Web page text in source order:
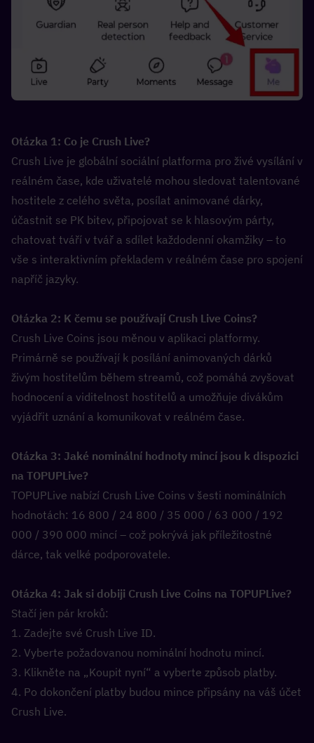
Otázka 1: Co je Crush Live?
Crush Live je globální sociální platforma pro živé vysílání v
reálném čase, kde uživatelé mohou sledovat talentované
hostitele z celého světa, posílat animované dárky,
účastnit se PK bitev, připojovat se k hlasovým párty,
chatovat tváří v tvář a sdílet každodenní okamžiky – to
vše s interaktivním překladem v reálném čase pro spojení
napříč jazyky.
Otázka 2: K čemu se používají Crush Live Coins?
Crush Live Coins jsou měnou v aplikaci platformy.
Primárně se používají k posílání animovaných dárků
živým hostitelům během streamů, což pomáhá zvyšovat
hodnocení a viditelnost hostitelů a umožňuje divákům
vyjádřit uznání a komunikovat v reálném čase.
Otázka 3: Jaké nominální hodnoty mincí jsou k dispozici
na TOPUPLive?
TOPUPLive nabízí Crush Live Coins v šesti nominálních
hodnotách: 16 800 / 24 800 / 35 000 / 63 000 / 192
000 / 390 000 mincí – což pokrývá jak příležitostné
dárce, tak velké podporovatele.
Otázka 4: Jak si dobiji Crush Live Coins na TOPUPLive?
Stačí jen pár kroků:
1. Zadejte své Crush Live ID.
2. Vyberte požadovanou nominální hodnotu mincí.
3. Klikněte na „Koupit nyní“ a vyberte způsob platby.
4. Po dokončení platby budou mince připsány na váš účet
Crush Live.